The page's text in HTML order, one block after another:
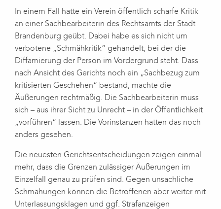
In einem Fall hatte ein Verein öffentlich scharfe Kritik
an einer Sachbearbeiterin des Rechtsamts der Stadt
Brandenburg geübt. Dabei habe es sich nicht um
verbotene „Schmähkritik“ gehandelt, bei der die
Diffamierung der Person im Vordergrund steht. Dass
nach Ansicht des Gerichts noch ein „Sachbezug zum
kritisierten Geschehen“ bestand, machte die
Äußerungen rechtmäßig. Die Sachbearbeiterin muss
sich – aus ihrer Sicht zu Unrecht – in der Öffentlichkeit
„vorführen“ lassen. Die Vorinstanzen hatten das noch
anders gesehen.
Die neuesten Gerichtsentscheidungen zeigen einmal
mehr, dass die Grenzen zulässiger Äußerungen im
Einzelfall genau zu prüfen sind. Gegen unsachliche
Schmähungen können die Betroffenen aber weiter mit
Unterlassungsklagen und ggf. Strafanzeigen